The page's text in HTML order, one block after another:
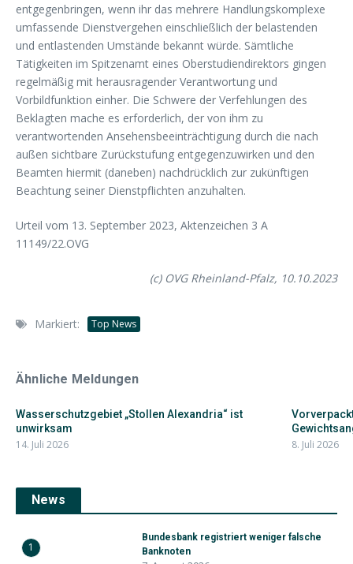
entgegenbringen, wenn ihr das mehrere Handlungskomplexe
umfassende Dienstvergehen einschließlich der belastenden
und entlastenden Umstände bekannt würde. Sämtliche
Tätigkeiten im Spitzenamt eines Oberstudiendirektors gingen
regelmäßig mit herausragender Verantwortung und
Vorbildfunktion einher. Die Schwere der Verfehlungen des
Beklagten mache es erforderlich, der von ihm zu
verantwortenden Ansehensbeeinträchtigung durch die nach
außen sichtbare Zurückstufung entgegenzuwirken und den
Beamten hiermit (daneben) nachdrücklich zur zukünftigen
Beachtung seiner Dienstpflichten anzuhalten.
Urteil vom 13. September 2023, Aktenzeichen 3 A
11149/22.OVG
(c) OVG Rheinland-Pfalz, 10.10.2023
Markiert: Top News
Ähnliche Meldungen
Wasserschutzgebiet „Stollen Alexandria“ ist
unwirksam
14. Juli 2026 8. Juli 2026
News
1
Bundesbank registriert weniger falsche
Banknoten